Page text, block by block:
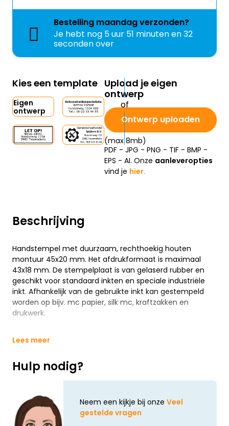
Beschrijving
Handstempel met duurzaam, rechthoekig houten
montuur 45x20 mm. Het afdrukformaat is maximaal
43x18 mm. De stempelplaat is van gelaserd rubber en
geschikt voor standaard inkten en speciale industriële
inkt. Afhankelijk van de gebruikte inkt kan gestempeld
worden op bijv. mc papier, silk mc, kraftzakken en
drukwerk.
Lees meer
Hulp nodig?
Neem een kijkje bij onze Veel
gestelde vragen
Bestelling maandagverzonden?
Je hebt nog 5 uur 51 minuten en 31
seconden over
Kies een template
Eigen
ontwerp
Upload je eigen
ontwerp
Ontwerp uploaden
(max 8mb)
PDF - JPG - PNG - TIF - BMP -
EPS - AI. Onze aanleveropties
vind je hier.